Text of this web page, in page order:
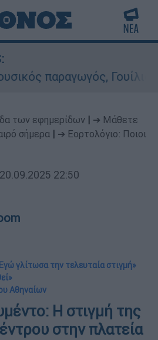
παραγωγός, Γουίλιαμ
των εφημερίδων
➔ Μάθετε
σήμερα
➔ Εορτολόγιο: Ποιοι
20.09.2025 22:50
γλίτωσα την τελευταία στιγμή»
Αθηναίων
Η στιγμή της
στην πλατεία